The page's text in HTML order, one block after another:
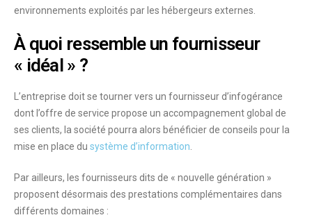
environnements exploités par les hébergeurs externes.
À quoi ressemble un fournisseur
« idéal » ?
L’entreprise doit se tourner vers un fournisseur d’infogérance
dont l’offre de service propose un accompagnement global de
ses clients, la société pourra alors bénéficier de conseils pour la
mise en place du système d’information.
Par ailleurs, les fournisseurs dits de « nouvelle génération »
proposent désormais des prestations complémentaires dans
différents domaines :